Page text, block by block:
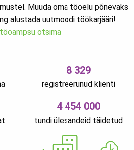
Muuda oma tööelu põnevaks
alustada uutmoodi töökarjääri!
otsima
8 329
registreerunud klienti
4 454 000
tundi ülesandeid täidetud